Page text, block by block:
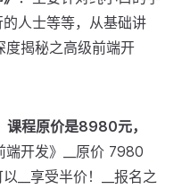
人士等等，从基础讲
揭秘之高级前端开
课程原价是8980元，
端开发》__原价 7980
__享受半价！__报名之